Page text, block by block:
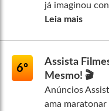
já imaginou
Leia mais
6º
Assista
Mesmo! 🎬
Anúncios
ama maratonar